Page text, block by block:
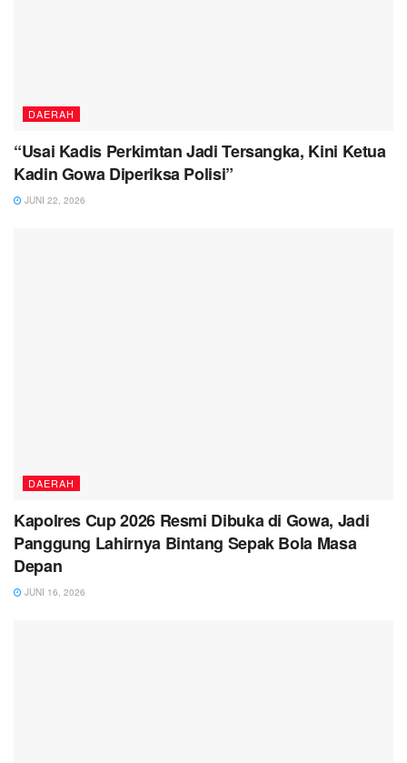
DAERAH
“Usai Kadis Perkimtan Jadi Tersangka, Kini Ketua
Kadin Gowa Diperiksa Polisi”
JUNI 22, 2026
DAERAH
Kapolres Cup 2026 Resmi Dibuka di Gowa, Jadi
Panggung Lahirnya Bintang Sepak Bola Masa
Depan
JUNI 16, 2026